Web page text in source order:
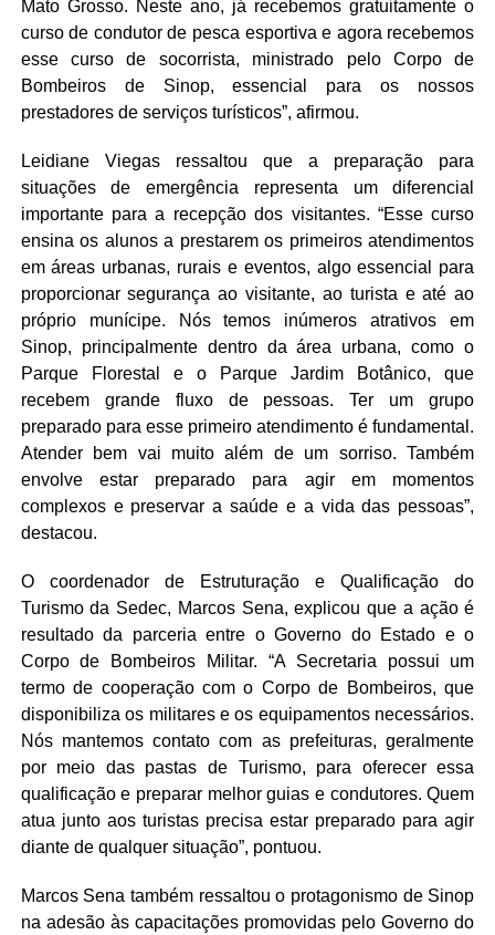
Mato Grosso. Neste ano, já recebemos gratuitamente o
curso de condutor de pesca esportiva e agora recebemos
esse curso de socorrista, ministrado pelo Corpo de
Bombeiros de Sinop, essencial para os nossos
prestadores de serviços turísticos”, afirmou.
Leidiane Viegas ressaltou que a preparação para
situações de emergência representa um diferencial
importante para a recepção dos visitantes. “Esse curso
ensina os alunos a prestarem os primeiros atendimentos
em áreas urbanas, rurais e eventos, algo essencial para
proporcionar segurança ao visitante, ao turista e até ao
próprio munícipe. Nós temos inúmeros atrativos em
Sinop, principalmente dentro da área urbana, como o
Parque Florestal e o Parque Jardim Botânico, que
recebem grande fluxo de pessoas. Ter um grupo
preparado para esse primeiro atendimento é fundamental.
Atender bem vai muito além de um sorriso. Também
envolve estar preparado para agir em momentos
complexos e preservar a saúde e a vida das pessoas”,
destacou.
O coordenador de Estruturação e Qualificação do
Turismo da Sedec, Marcos Sena, explicou que a ação é
resultado da parceria entre o Governo do Estado e o
Corpo de Bombeiros Militar. “A Secretaria possui um
termo de cooperação com o Corpo de Bombeiros, que
disponibiliza os militares e os equipamentos necessários.
Nós mantemos contato com as prefeituras, geralmente
por meio das pastas de Turismo, para oferecer essa
qualificação e preparar melhor guias e condutores. Quem
atua junto aos turistas precisa estar preparado para agir
diante de qualquer situação”, pontuou.
Marcos Sena também ressaltou o protagonismo de Sinop
na adesão às capacitações promovidas pelo Governo do